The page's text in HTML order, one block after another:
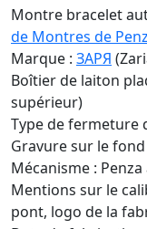
Montre bracelet
de Montres de
Marque : ЗАРЯ
Boîtier de laiton
supérieur)
Type de fermeture
Gravure sur le fond
Mécanisme :
Mentions sur le
pont, logo de la